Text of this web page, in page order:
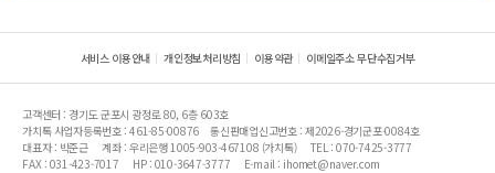
서비스 이용안내 개인정보처리방침 이용약관 이메일주소 무단수집거부
고객센터 : 경기도 군포시 광정로 80, 6층 603호
가치톡 사업자등록번호 : 461-85-00876
통신판매업신고번호 : 제2026-경기군포-0084호
대표자 : 박준근
계좌 : 우리은행 1005-903-467108 (가치톡)
TEL : 070-7425-3777
FAX : 031-423-7017
HP : 010-3647-3777 E-mail : ihomet@naver.com